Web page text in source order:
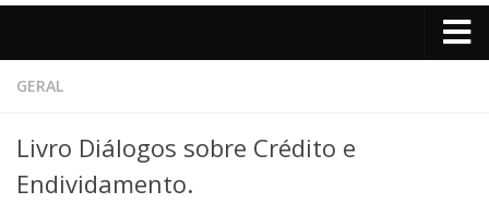
Home
Depoimentos
Contato
GERAL
Livro Diálogos sobre Crédito e
Endividamento.